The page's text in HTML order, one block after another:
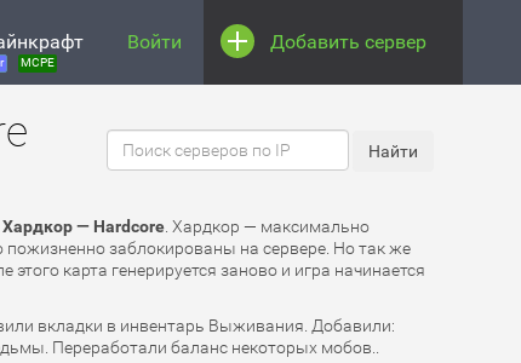
MCPE
Войти Добавить сервер
— Hardcore . Хардкор — максимально
заблокированы на сервере. Но так же
карта генерируется заново и игра начинается
вкладки в инвентарь Выживания. Добавили:
Переработали баланс некоторых мобов..